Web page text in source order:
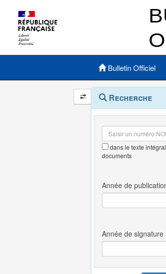
Menu principal
Bulletin Officiel
Navigation
et
outils
annexes
Menu
contextuel
Recherche
dans le texte
documents